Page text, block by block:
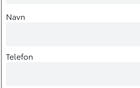
Navn
Telefon